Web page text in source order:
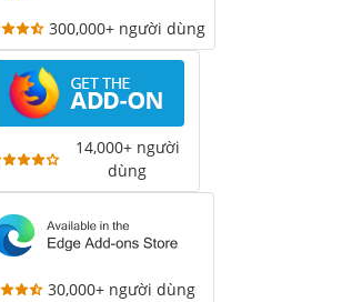
300,000+ người dùng
14,000+ người
dùng
30,000+ người dùng